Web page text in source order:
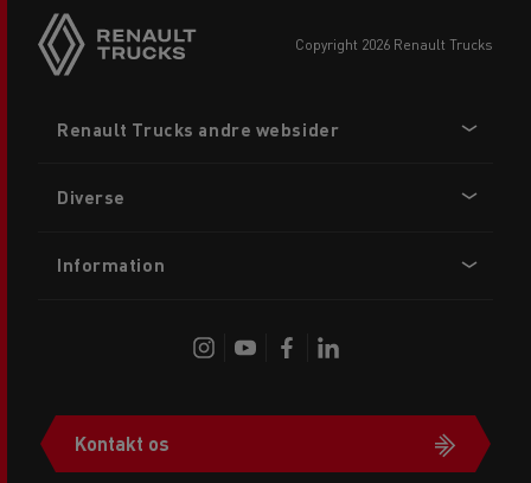
copyright 2026 Renault Trucks
menu
Renault Trucks andre websider
Diverse
Information
Kontakt os